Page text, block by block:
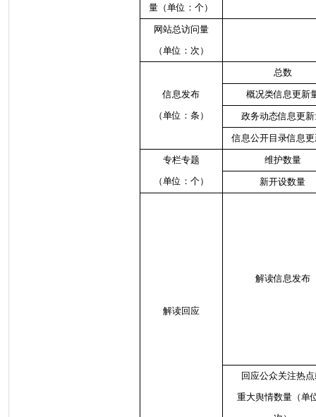
量（单位：个）
网站总访问量
（单位：次）
信息发布
（单位：条）
总数
概况类信息更新
政务动态信息更
信息公开目录信息
专栏专题
（单位：个）
维护数量
新开设数量
解读回应
解读信息发布
回应公众关注热
重大舆情数量（单